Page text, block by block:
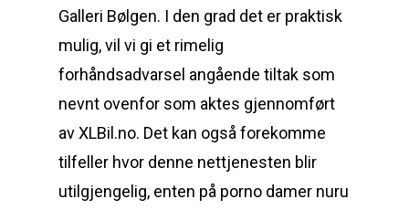
Galleri Bølgen. I den grad det er praktisk
mulig, vil vi gi et rimelig
forhåndsadvarsel angående tiltak som
nevnt ovenfor som aktes gjennomført
av XLBil.no. Det kan også forekomme
tilfeller hvor denne nettjenesten blir
utilgjengelig, enten på porno damer nuru